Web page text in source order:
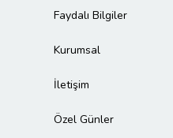
Faydalı Bilgiler
Kurumsal
İletişim
Özel Günler